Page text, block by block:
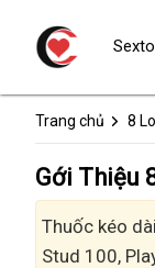
Trang chủ 8
Gới Thiệu
Thuốc kéo
Stud 100,